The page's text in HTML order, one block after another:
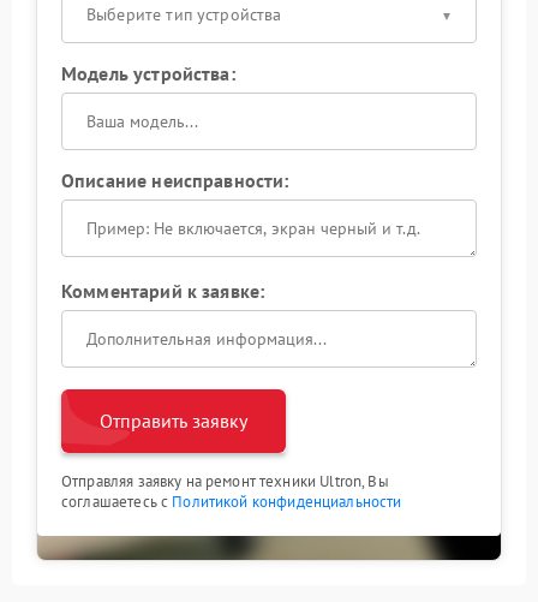
Выберите тип устройства
Модель устройства:
Описание неисправности:
Комментарий к заявке:
Отправить заявку
Отправляя заявку на ремонт техники Ultron, Вы
соглашаетесь с Политикой конфиденциальности